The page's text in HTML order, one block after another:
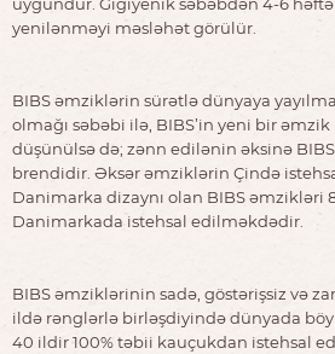
yenilənməyi məsləhət görülür.
BIBS əmziklərin sürətlə dünyaya
olmağı səbəbi ilə, BIBS’in yeni bir
düşünülsə də; zənn edilənin əksinə
brendidir. Əksər əmziklərin Çində
Danimarka dizaynı olan BIBS əmzikləri
Danimarkada istehsal edilməkdədir.
BIBS əmziklərinin sadə, göstərişsiz və
ildə rənglərlə birləşdiyində dünyada
40 ildir 100% təbii kauçukdan istehsal